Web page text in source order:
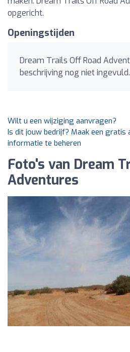
opgericht.
Openingstijden
Dream Trails Off Road
beschrijving nog niet ingevuld.
Wilt u een wijziging aanvragen?
Is dit jouw bedrijf? Maak een gratis
informatie te beheren
Foto's van Dream
Adventures